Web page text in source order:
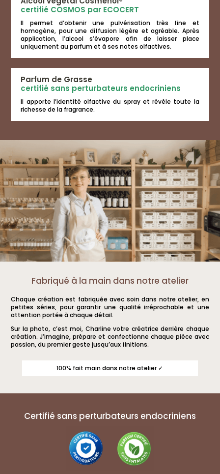
certifié COSMOS par ECOCERT
Il permet d’obtenir une pulvérisation très fine et
homogène, pour une diffusion légère et agréable. Après
application, l’alcool s’évapore afin de laisser place
uniquement au parfum et à ses notes olfactives.
Parfum de Grasse
certifié sans perturbateurs endocriniens
Il apporte l’identité olfactive du spray et révèle toute la
richesse de la fragrance.
Fabriqué à la main dans notre atelier
Chaque création est fabriquée avec soin dans notre atelier, en
petites séries, pour garantir une qualité irréprochable et une
attention portée à chaque détail.
Sur la photo, c’est moi, Charline votre créatrice derrière chaque
création. J’imagine, prépare et confectionne chaque pièce avec
passion, du premier geste jusqu’aux finitions.
100% fait main dans notre atelier ✓
Certifié sans perturbateurs endocriniens